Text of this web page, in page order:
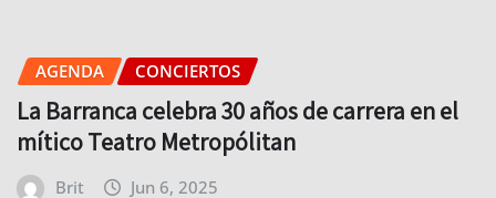
AGENDA CONCIERTOS
La Barranca celebra 30 años de carrera en el
mítico Teatro Metropólitan
Brit Jun 6, 2025